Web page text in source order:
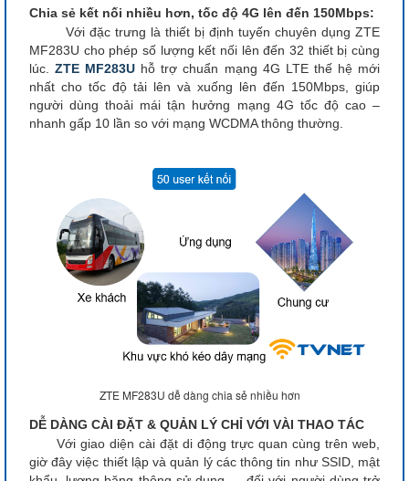
Chia sẻ kết nối nhiều hơn, tốc độ 4G lên đến 150Mbps:
Với đặc trưng là thiết bị định tuyến chuyên dụng ZTE
MF283U cho phép số lượng kết nối lên đến 32 thiết bị cùng
lúc.ZTE MF283U hỗ trợ chuẩn mạng 4G LTE thế hệ mới
nhất cho tốc độ tải lên và xuống lên đến 150Mbps, giúp
người dùng thoải mái tận hưởng mạng 4G tốc độ cao –
nhanh gấp 10 lần so với mạng WCDMA thông thường.
ZTE MF283U dễ dàng chia sẻ nhiều hơn
DỄ DÀNG CÀI ĐẶT & QUẢN LÝ CHỈ VỚI VÀI THAO TÁC
Với giao diện cài đặt di động trực quan cùng trên web,
giờ đây việc thiết lập và quản lý các thông tin như SSID, mật